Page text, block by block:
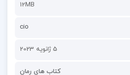
12MB
cio
5 ژانویه 2023
کتاب های رمان